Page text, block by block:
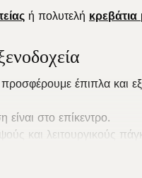
ή πολυτελή
προσφέρουμε έπιπλα
στο επίκεντρο.
και λειτουργικούς